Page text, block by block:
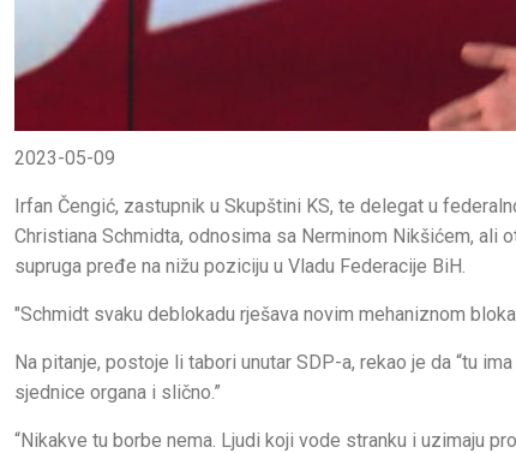
2023-05-09
Irfan Čengić, zastupnik u Skupštini KS, te delegat u
Christiana Schmidta, odnosima sa Nerminom Nikšićem, ali
supruga pređe na nižu poziciju u Vladu Federacije BiH.
"Schmidt svaku deblokadu rješava novim mehaniznom
Na pitanje, postoje li tabori unutar SDP-a, rekao je da “tu
sjednice organa i slično.”
“Nikakve tu borbe nema. Ljudi koji vode stranku i uzimaju